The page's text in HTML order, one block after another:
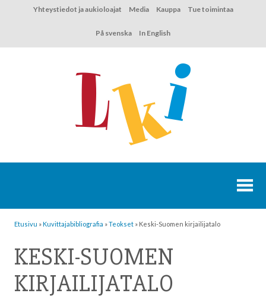
Yhteystiedot ja aukioloajat Media Kauppa Tue toimintaa
På svenska In English
Etusivu »Kuvittaja­bibliografia »Teokset » Keski-Suomen kirjailijatalo
KESKI-SUOMEN
KIRJAILIJATALO